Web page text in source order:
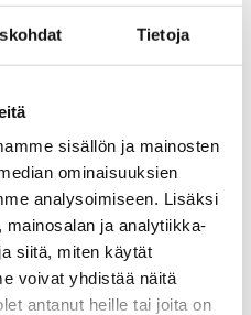
Tietoja
sisällön ja mainosten
ominaisuuksien
analysoimiseen. Lisäksi
ja analytiikka-
siitä, miten käytät
voivat yhdistää näitä
antanut heille tai joita on
myös 21 ensimmäistä
hankkeessa digitoitiin
Suomen
ARKISTO